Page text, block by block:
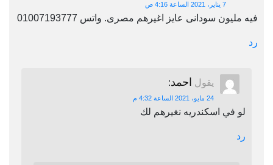
7 يناير، 2021 الساعة 4:16 ص
فيه مليون سودانى عايز اغيرهم مصرى. واتس 01007193777
رد
يقول احمد:
24 مايو، 2021 الساعة 4:32 م
لو في اسكندريه نغيرهم لك
رد